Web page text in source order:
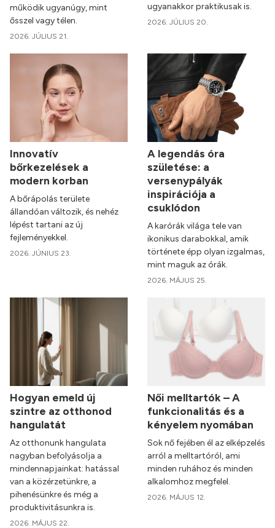
működik ugyanúgy, mint
ősszel vagy télen.
2026. JÚLIUS 21.
ugyanakkor praktikusak is.
2026. JÚLIUS 20.
Innovatív
bőrkezelések a
modern korban
A bőrápolás területe
állandóan változik, és nehéz
lépést tartani az új
fejleményekkel.
2026. JÚNIUS 23.
A legendás óra
születése: a
versenypályák
inspirációja a
csuklódon
A karórák világa tele van
ikonikus darabokkal, amik
története épp olyan izgalmas,
mint maguk az órák.
2026. MÁJUS 25.
Hogyan emeld új
szintre az otthonod
hangulatát
Az otthonunk hangulata
nagyban befolyásolja a
mindennapjainkat: hatással
van a közérzetünkre, a
pihenésünkre és még a
produktivitásunkra is.
2026. MÁJUS 22.
Női melltartók – A
funkcionalitás és a
kényelem nyomában
Sok nő fejében él az elképzelés
arról a melltartóról, ami
minden ruhához és minden
alkalomhoz megfelel.
2026. MÁJUS 12.